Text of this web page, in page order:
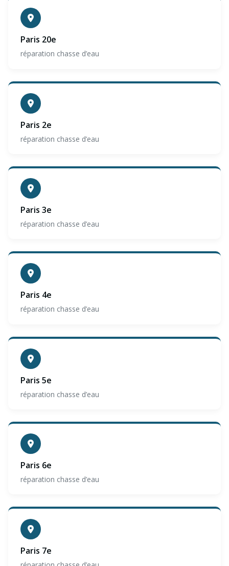
Paris 20e
réparation chasse d’eau
Paris 2e
réparation chasse d’eau
Paris 3e
réparation chasse d’eau
Paris 4e
réparation chasse d’eau
Paris 5e
réparation chasse d’eau
Paris 6e
réparation chasse d’eau
Paris 7e